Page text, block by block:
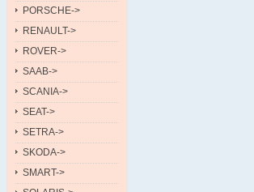
PORSCHE->
RENAULT->
ROVER->
SAAB->
SCANIA->
SEAT->
SETRA->
SKODA->
SMART->